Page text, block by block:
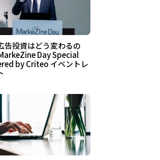
告投資はどう変わるの
Day Special
by Criteo イベントレ